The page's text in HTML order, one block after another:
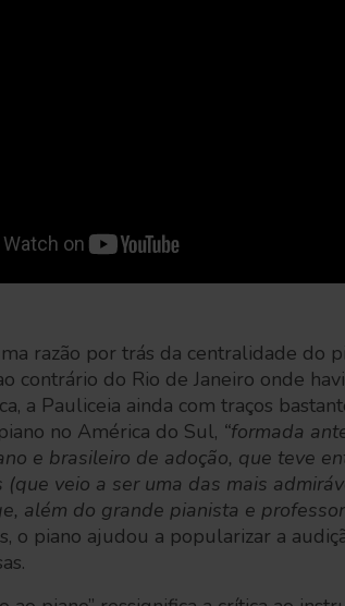
razão por trás da centralidade do
contrário do Rio de Janeiro onde
a Pauliceia ainda com traços
no América do Sul, “formada
e brasileiro de adoção, que teve
(que veio a ser uma das mais
além do grande pianista e
o piano ajudou a popularizar a